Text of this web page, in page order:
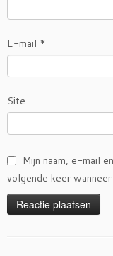
E-mail *
Site
Mijn naam, e-mail
volgende keer